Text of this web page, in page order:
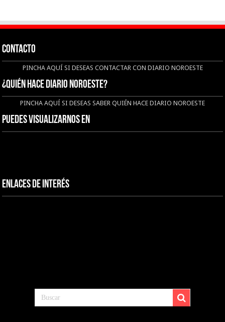
CONTACTO
PINCHA AQUÍ SI DESEAS CONTACTAR CON DIARIO NOROESTE
¿QUIÉN HACE DIARIO NOROESTE?
PINCHA AQUÍ SI DESEAS SABER QUIÉN HACE DIARIO NOROESTE
Puedes visualizarnos en
Enlaces de interés